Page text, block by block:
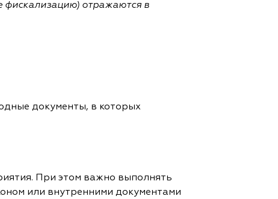
фискализацию) отражаются в
документы, в которых
При этом важно выполнять
или внутренними документами